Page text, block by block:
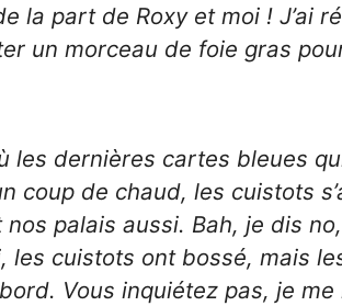
la part de Roxy et moi ! J’ai
un morceau de foie gras
les dernières cartes bleues
coup de chaud, les cuistots
palais aussi. Bah, je dis
les cuistots ont bossé, mais
Vous inquiétez pas, je